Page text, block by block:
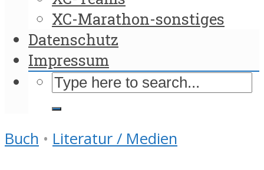
XC-Marathon-sonstiges
Datenschutz
Impressum
Buch • Literatur / Medien